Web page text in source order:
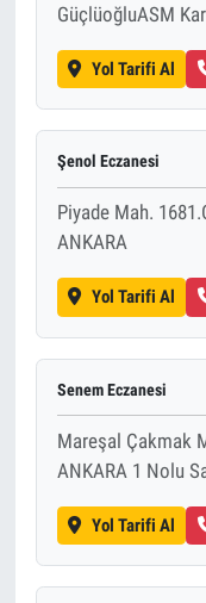
GüçlüoğluASM Kar
Yol Tarifi Al
Şenol Eczanesi
Piyade Mah.
ANKARA
Yol Tarifi Al
Senem Eczanesi
Mareşal Çakmak
ANKARA 1 Nolu
Yol Tarifi Al